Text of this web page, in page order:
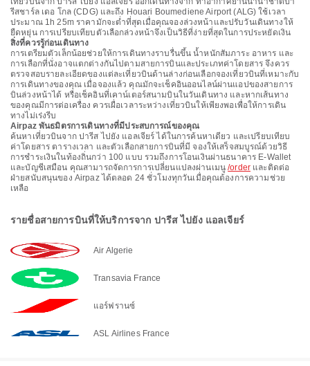
รีสชาร์ล เดอ โกล (CDG) และถึง Houari Boumediene Airport (ALG) ใช้เวลา
ประมาณ 1h 25m ราคามักจะต่ำที่สุดเมื่อคุณจองล่วงหน้าและปรับวันเดินทางให้
ยืดหยุ่น การเปรียบเทียบตัวเลือกล่วงหน้าจึงเป็นวิธีที่ง่ายที่สุดในการประหยัดเงิน
สิ่งที่ควรรู้ก่อนเดินทาง
การเตรียมตัวเล็กน้อยช่วยให้การเดินทางราบรื่นขึ้น น้ำหนักสัมภาระ อาหาร และ
การเลือกที่นั่งอาจแตกต่างกันไปตามสายการบินและประเภทค่าโดยสาร จึงควร
ตรวจสอบรายละเอียดของแต่ละเที่ยวบินด้านล่างก่อนเลือกจองเที่ยวบินที่เหมาะกับ
การเดินทางของคุณ เมื่อจองแล้ว คุณมักจะเช็คอินออนไลน์ผ่านแอปของสายการ
บินล่วงหน้าได้ หรือเช็คอินที่เคาน์เตอร์สนามบินในวันเดินทาง และหากเส้นทาง
ของคุณมีการต่อเครื่อง ควรเผื่อเวลาระหว่างเที่ยวบินให้เพียงพอเพื่อให้การเดิน
ทางไม่เร่งรีบ
Airpaz พันธมิตรการเดินทางที่มีประสบการณ์ของคุณ
ค้นหาเที่ยวบินจาก ปารีส ไปยัง แอลเจียร์ ได้ในการค้นหาเดียว และเปรียบเทียบ
ค่าโดยสาร ตารางเวลา และตัวเลือกสายการบินที่มี จองให้เสร็จสมบูรณ์ด้วยวิธี
การชำระเงินในท้องถิ่นกว่า 100 แบบ รวมถึงการโอนเงินผ่านธนาคาร E-Wallet
และบัญชีเสมือน คุณสามารถจัดการการเปลี่ยนแปลงผ่านเมนู/order และติดต่อ
ฝ่ายสนับสนุนของ Airpaz ได้ตลอด 24 ชั่วโมงทุกวันเมื่อคุณต้องการความช่วย
เหลือ
รายชื่อสายการบินที่ให้บริการจาก ปารีส ไปยัง แอลเจียร์
Air Algerie
Transavia France
แอร์ฟรานซ์
ASL Airlines France